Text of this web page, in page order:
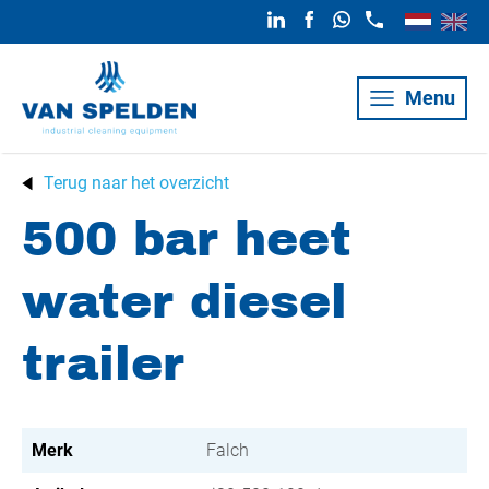
Menu
Terug naar het overzicht
500 bar heet
water diesel
trailer
Merk Falch